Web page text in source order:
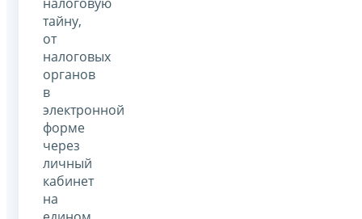
тайну,
от
налоговых
органов
в
электронной
форме
через
личный
кабинет
на